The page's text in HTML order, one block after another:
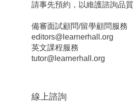
請事先預約，以維護諮詢品質
備審面試顧問/留學顧問服務
editors@learnerhall.org
英文課程服務
tutor@learnerhall.org
線上諮詢